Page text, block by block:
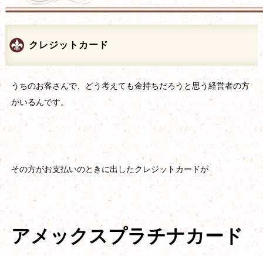
クレジットカード
うちのお客さんで、どう考えても金持ちだろうと思う経営者の方
がいるんです。
その方がお支払いのときに出したクレジットカードが
アメックスプラチナカード